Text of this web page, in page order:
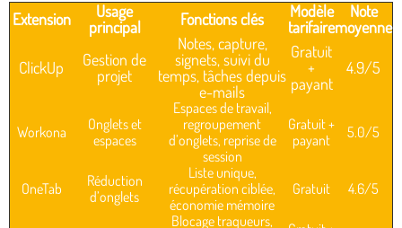
Extension
Usage
principal
Fonctions clés
Modèle
tarifaire
Note
moyenne
ClickUp
Gestion de
projet
Notes, capture,
signets, suivi du
temps, tâches depuis
e-mails
Gratuit
+
payant
4.9/5
Workona
Onglets et
espaces
Espaces de travail,
regroupement
d’onglets, reprise de
session
Gratuit +
payant
5.0/5
OneTab
Réduction
d’onglets
Liste unique,
récupération ciblée,
économie mémoire
Gratuit 4.6/5
Blocage traqueurs,